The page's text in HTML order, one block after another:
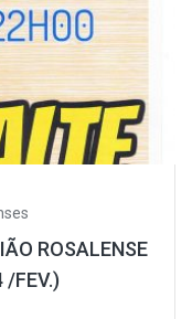
ROSALENSE
/FEV.)